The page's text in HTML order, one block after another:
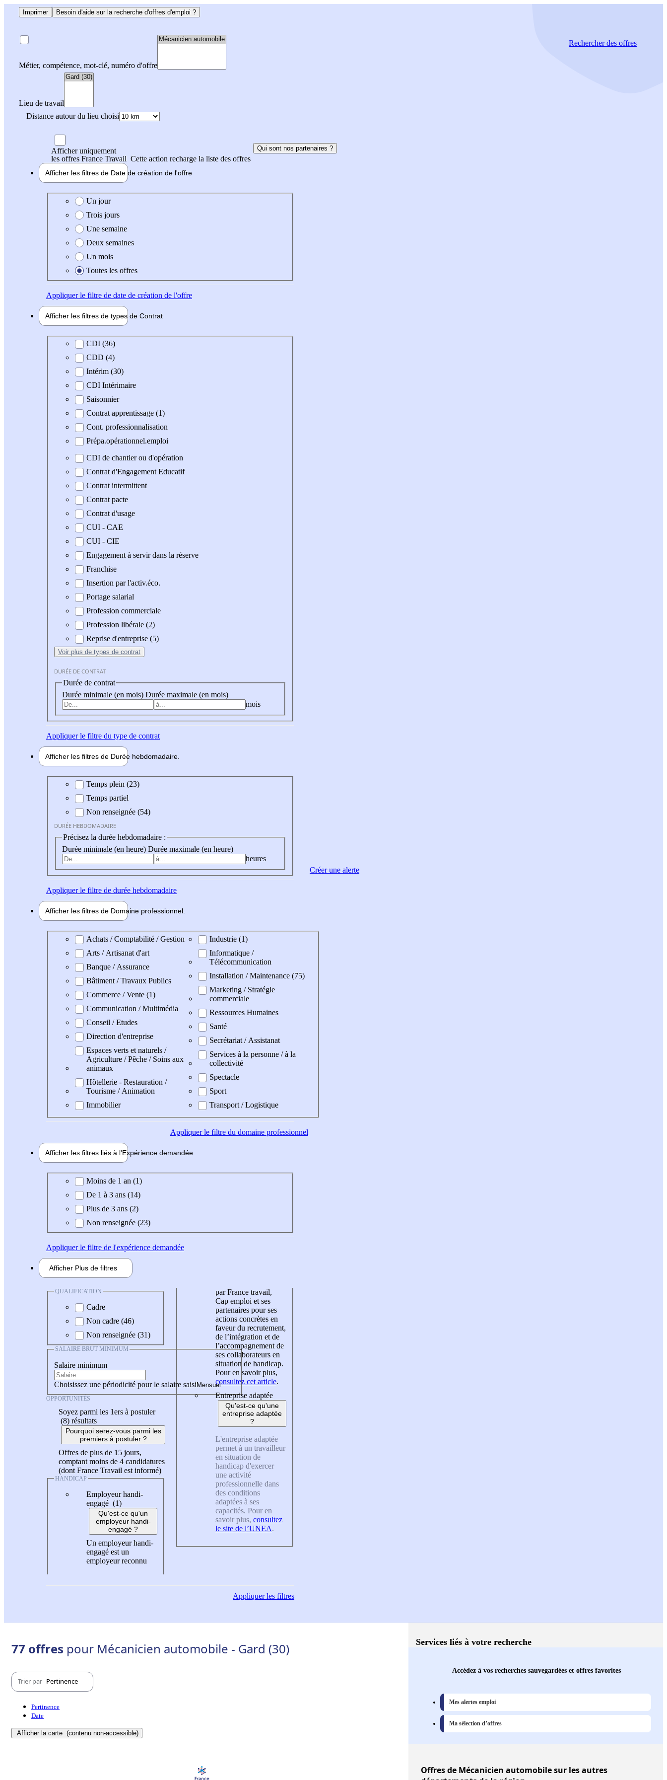
Imprimer Besoin d'aide sur la recherche d'offres d'emploi ?
Métier, compétence, mot-clé, numéro d'offre
Lieu de travail
Distance autour du lieu choisi
Rechercherdes offres
Afficher uniquement
les offres France Travail Cette action recharge la liste des offres
Qui sont nos partenaires ?
Afficher les filtres de Date de création de l'offre
Date de création de l'offre
Un jour
Trois jours
Une semaine
Deux semaines
Un mois
Toutes les offres
Appliquerle filtre de date de création de l'offre
Afficher les filtres de types de Contrat
Type de contratCDI (36)
CDD (4)
Intérim (30)
CDI Intérimaire
Saisonnier
Contrat apprentissage (1)
Cont. professionnalisation
Prépa.opérationnel.emploi
CDI de chantier ou d'opération
Contrat d'Engagement Educatif
Contrat intermittent
Contrat pacte
Contrat d'usage
CUI - CAE
CUI - CIE
Engagement à servir dans la réserve
Franchise
Insertion par l'activ.éco.
Portage salarial
Profession commerciale
Profession libérale (2)
Reprise d'entreprise (5)
Voir plus de types de contrat
DURÉE DE CONTRAT
Durée de contrat
Durée minimale (en mois) Durée maximale (en mois)
mois
Appliquerle filtre du type de contrat
Afficher les filtres de Durée hebdomadaire
Durée hebdomadaire
Temps plein (23)
Temps partiel
Non renseignée (54)
DURÉE HEBDOMADAIRE
Précisez la durée hebdomadaire :
Durée minimale (en heure) Durée maximale (en heure)
heures
Appliquerle filtre de durée hebdomadaire
Afficher les filtres de Domaine professionnel
Domaine professionel
Achats / Comptabilité / Gestion
Arts / Artisanat d'art
Banque / Assurance
Bâtiment / Travaux Publics
Commerce / Vente (1)
Communication / Multimédia
Conseil / Etudes
Direction d'entreprise
Espaces verts et naturels /
Agriculture / Pêche / Soins aux
animaux
Hôtellerie - Restauration /
Tourisme / Animation
Immobilier
Industrie (1)
Informatique /
Télécommunication
Installation / Maintenance (75)
Marketing / Stratégie
commerciale
Ressources Humaines
Santé
Secrétariat / Assistanat
Services à la personne / à la
collectivité
Spectacle
Sport
Transport / Logistique
Appliquerle filtre du domaine professionnel
Afficher les filtres liés à l'Expérience demandée
Expérience demandée
Moins de 1 an (1)
De 1 à 3 ans (14)
Plus de 3 ans (2)
Non renseignée (23)
Appliquerle filtre de l'expérience demandée
Afficher Plus de filtres
QUALIFICATION
Cadre
Non cadre (46)
Non renseignée (31)
SALAIRE BRUT MINIMUM
Salaire minimum
Choisissez une périodicité pour le salaire saisi
OPPORTUNITÉS
Soyez parmi les 1ers à postuler
(8) résultats
Pourquoi serez-vous parmi les
premiers à postuler ?
Offres de plus de 15 jours,
comptant moins de 4 candidatures
(dont France Travail est informé)
HANDICAP
Employeur handi-
engagé (1)
Qu'est-ce qu'un
employeur handi-
engagé ?
Un employeur handi-
engagé est un
employeur reconnu
par France travail,
Cap emploi et ses
partenaires pour ses
actions concrètes en
faveur du recrutement,
de l’intégration et de
l’accompagnement de
ses collaborateurs en
situation de handicap.
Pour en savoir plus,
consultez cet article.
Entreprise adaptée
Qu'est-ce qu'une
entreprise adaptée
?
L'entreprise adaptée
permet à un travailleur
en situation de
handicap d'exercer
une activité
professionnelle dans
des conditions
adaptées à ses
capacités. Pour en
savoir plus, consultez
le site de l’UNEA.
Appliquerles filtres
Créer une alerte
77 offres pour Mécanicien automobile - Gard (30)
Trier par Pertinence
Pertinence
Date
Afficher la carte (contenu non-accessible)
Services liés à votre recherche
Accédez à vos recherches sauvegardées et offres favorites
Mes alertes emploi
Ma sélection d’offres
Offresde Mécanicien automobile sur les autres